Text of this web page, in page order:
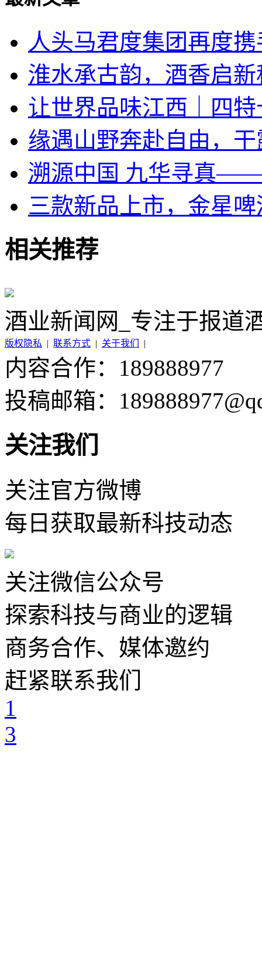
人头马君度集团再度
淮水承古韵，酒香启
让世界品味江西｜四特
缘遇山野奔赴自由，
溯源中国 九华寻真
三款新品上市，金星啤
相关推荐
酒业新闻网_专注于报道
版权隐私 | 联系方式 | 关于我们 |
内容合作：189888977
投稿邮箱：
关注我们
关注官方微博
每日获取最新科技动态
关注微信公众号
探索科技与商业的逻辑
商务合作、媒体邀约
赶紧联系我们
1
3